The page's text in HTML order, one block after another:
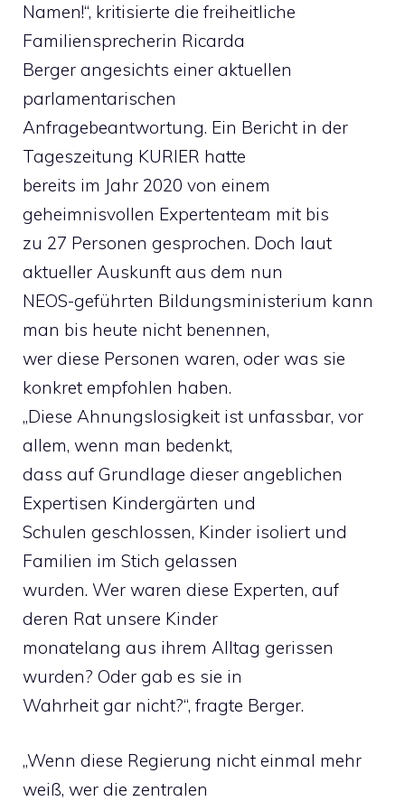
Namen!“, kritisierte die freiheitliche
Familiensprecherin Ricarda
Berger angesichts einer aktuellen
parlamentarischen
Anfragebeantwortung. Ein Bericht in der
Tageszeitung KURIER hatte
bereits im Jahr 2020 von einem
geheimnisvollen Expertenteam mit bis
zu 27 Personen gesprochen. Doch laut
aktueller Auskunft aus dem nun
NEOS-geführten Bildungsministerium kann
man bis heute nicht benennen,
wer diese Personen waren, oder was sie
konkret empfohlen haben.
„Diese Ahnungslosigkeit ist unfassbar, vor
allem, wenn man bedenkt,
dass auf Grundlage dieser angeblichen
Expertisen Kindergärten und
Schulen geschlossen, Kinder isoliert und
Familien im Stich gelassen
wurden. Wer waren diese Experten, auf
deren Rat unsere Kinder
monatelang aus ihrem Alltag gerissen
wurden? Oder gab es sie in
Wahrheit gar nicht?“, fragte Berger.
„Wenn diese Regierung nicht einmal mehr
weiß, wer die zentralen